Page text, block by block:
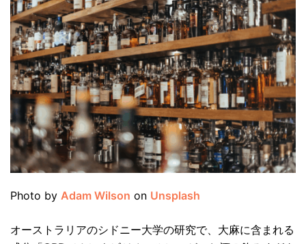
Photo by Adam Wilson on Unsplash
オーストラリアのシドニー大学の研究で、大麻に含まれる